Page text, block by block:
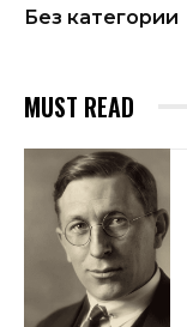
Без категории
MUST READ